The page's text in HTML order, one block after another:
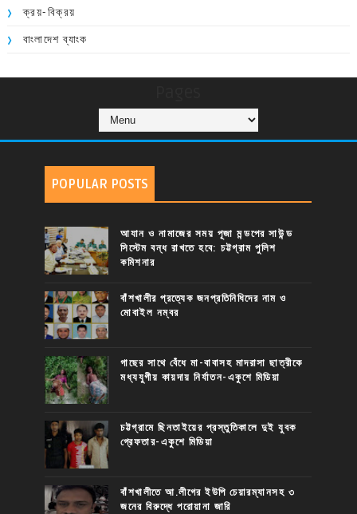
ক্রয়-বিক্রয়
বাংলাদেশ ব্যাংক
POPULAR POSTS
আযান ও নামাজের সময় পূজা মন্ডপের সাউন্ড
সিস্টেম বন্ধ রাখতে হবে: চট্টগ্রাম পুলিশ
কমিশনার
বাঁশখালীর প্রত্যেক জনপ্রতিনিধিদের নাম ও
মোবাইল নম্বর
গাছের সাথে বেঁধে মা-বাবাসহ মাদরাসা ছাত্রীকে
মধ্যযুগীয় কায়দায় নির্যাতন-একুশে মিডিয়া
চট্টগ্রামে ছিনতাইয়ের প্রস্তুতিকালে দুই যুবক
গ্রেফতার-একুশে মিডিয়া
বাঁশখালীতে আ.লীগের ইউপি চেয়ারম্যানসহ ৩
জনের বিরুদ্ধে পরোয়ানা জারি